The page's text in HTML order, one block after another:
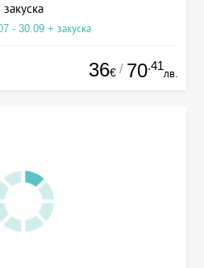
закуска
- 30.09 + закуска
36€ / 70.41
лв.